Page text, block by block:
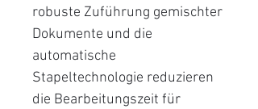
robuste Zuführung gemischter
Dokumente und die
automatische
Stapeltechnologie reduzieren
die Bearbeitungszeit für